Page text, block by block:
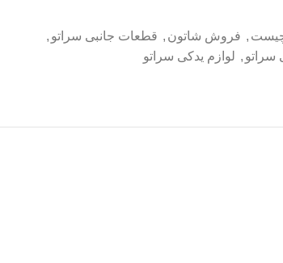
, فروش شاتون , قطعات جانبی سراتو ,
سراتو , لوازم یدکی سراتو